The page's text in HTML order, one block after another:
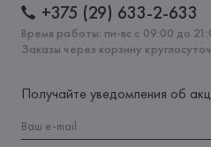
+375 (29) 633-2-633
Время работы: пн-вс с 09:00 до
Заказы через корзину
Получайте уведомления об